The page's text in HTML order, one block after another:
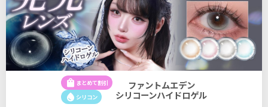
shopping_bag まとめて割引
water_drop シリコン
ファントムエデン
シリコーンハイドロゲル